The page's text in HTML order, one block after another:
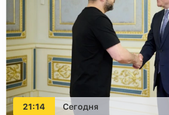
21:14 Сегодня